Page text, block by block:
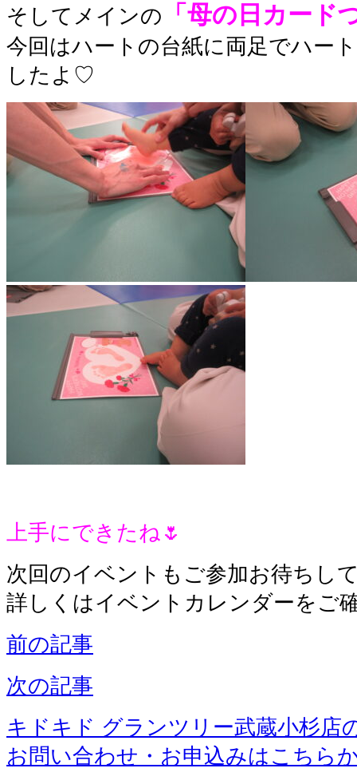
そしてメインの 「母の日カード
今回はハートの台紙に両足でハー
したよ♡
上手にできたね🌷
次回のイベントもご参加お待ちし
詳しくはイベントカレンダーをご
前の記事
次の記事
キドキド グランツリー武蔵小杉店
お問い合わせ・お申込みはこちら